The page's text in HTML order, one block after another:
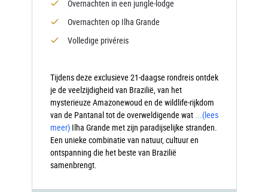
Overnachten in een jungle-lodge
Overnachten op Ilha Grande
Volledige privéreis
Tijdens deze exclusieve 21-daagse rondreis ontdek
je de veelzijdigheid van Brazilië, van het
mysterieuze Amazonewoud en de wildlife-rijkdom
van de Pantanal tot de overweldigende wat ...(lees
meer) Ilha Grande met zijn paradijselijke stranden.
Een unieke combinatie van natuur, cultuur en
ontspanning die het beste van Brazilië
samenbrengt.